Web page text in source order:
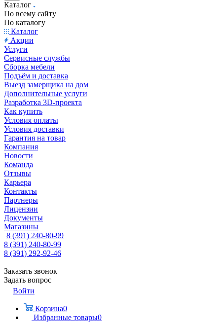
Каталог
По всему сайту
По каталогу
Каталог
Акции
Услуги
Сервисные службы
Сборка мебели
Подъём и доставка
Выезд замерщика на дом
Дополнительные услуги
Разработка 3D-проекта
Как купить
Условия оплаты
Условия доставки
Гарантия на товар
Компания
Новости
Команда
Отзывы
Карьера
Контакты
Партнеры
Лицензии
Документы
Магазины
8 (391) 240-80-99
8 (391) 240-80-99
8 (391) 292-92-46
Заказать звонок
Задать вопрос
Войти
Корзина0
Избранные товары0